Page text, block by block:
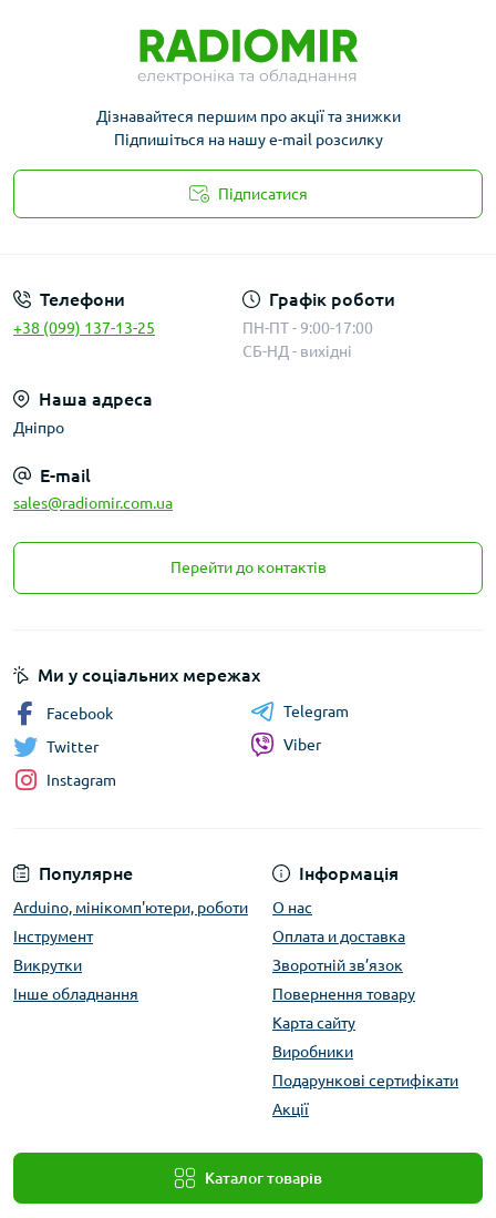
Дізнавайтеся першим про акції та знижки
Підпишіться на нашу e-mail розсилку
Підписатися
Телефони
+38 (099) 137-13-25
Графік роботи
ПН-ПТ - 9:00-17:00
СБ-НД - вихідні
Наша адреса
Дніпро
E-mail
sales@radiomir.com.ua
Перейти до контактів
Популярне
Arduino, мінікомп'ютери, роботи
Інструмент
Викрутки
Інше обладнання
Інформація
О нас
Оплата и доставка
Зворотній зв’язок
Повернення товару
Карта сайту
Виробники
Подарункові сертифікати
Акції
Каталог товарів
Ми у соціальних мережах
Facebook
Twitter
Instagram
Telegram
Viber